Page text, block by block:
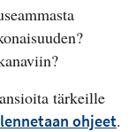
tärkeille
ohjeet.